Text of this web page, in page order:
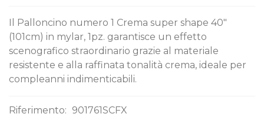
Il Palloncino numero 1 Crema super shape 40"
(101cm) in mylar, 1pz. garantisce un effetto
scenografico straordinario grazie al materiale
resistente e alla raffinata tonalità crema, ideale per
compleanni indimenticabili.
Riferimento: 901761SCFX